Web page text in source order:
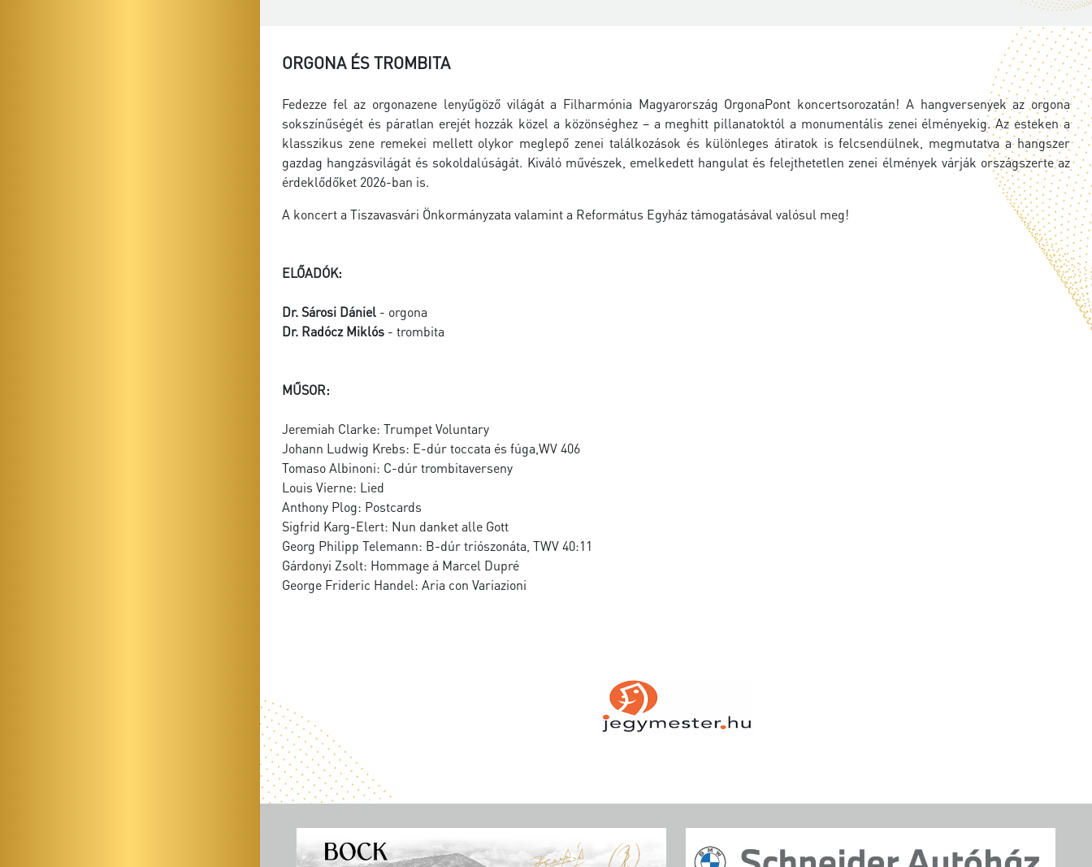
ORGONA ÉS TROMBITA
Fedezze fel az orgonazene lenyűgöző világát a Filharmónia Magyarország OrgonaPont koncertsorozatán! A hangversenyek az orgona
sokszínűségét és páratlan erejét hozzák közel a közönséghez – a meghitt pillanatoktól a monumentális zenei élményekig. Az esteken a
klasszikus zene remekei mellett olykor meglepő zenei találkozások és különleges átiratok is felcsendülnek, megmutatva a hangszer
gazdag hangzásvilágát és sokoldalúságát. Kiváló művészek, emelkedett hangulat és felejthetetlen zenei élmények várják országszerte az
érdeklődőket 2026-ban is.
A koncert a Tiszavasvári Önkormányzata valamint a Református Egyház támogatásával valósul meg!
ELŐADÓK:
Dr. Sárosi Dániel - orgona
Dr. Radócz Miklós - trombita
MŰSOR:
Jeremiah Clarke: Trumpet Voluntary
Johann Ludwig Krebs: E-dúr toccata és fúga,WV 406
Tomaso Albinoni: C-dúr trombitaverseny
Louis Vierne: Lied
Anthony Plog: Postcards
Sigfrid Karg-Elert: Nun danket alle Gott
Georg Philipp Telemann: B-dúr triószonáta, TWV 40:11
Gárdonyi Zsolt: Hommage á Marcel Dupré
George Frideric Handel: Aria con Variazioni